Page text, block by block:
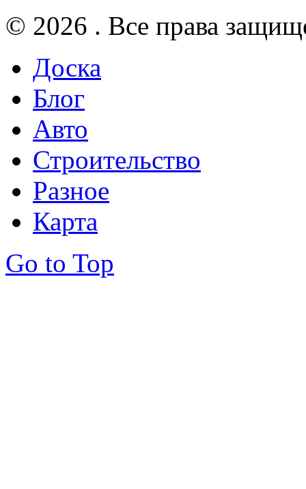
© 2026 . Все права
Доска
Блог
Авто
Строительство
Разное
Карта
Go to Top